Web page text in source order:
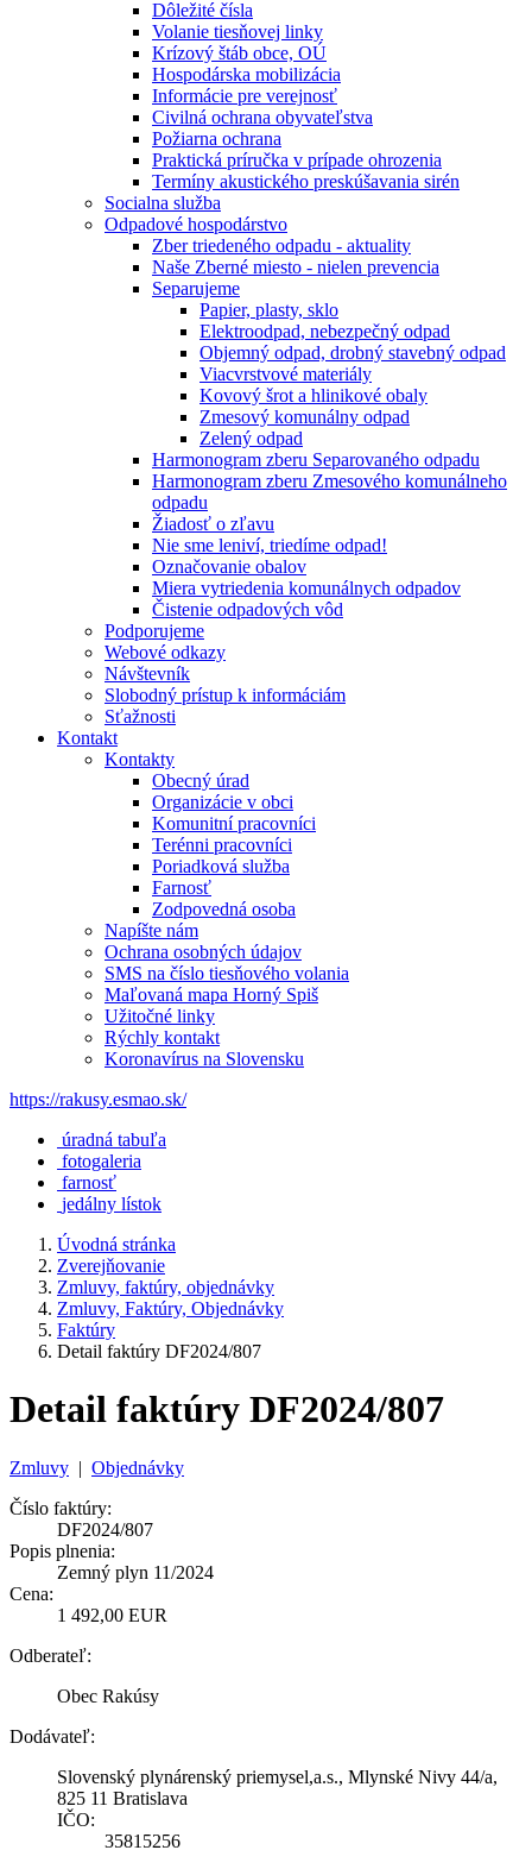
Dôležité čísla
Volanie tiesňovej linky
Krízový štáb obce, OÚ
Hospodárska mobilizácia
Informácie pre verejnosť
Civilná ochrana obyvateľstva
Požiarna ochrana
Praktická príručka v prípade ohrozenia
Termíny akustického preskúšavania sirén
Socialna služba
Odpadové hospodárstvo
Zber triedeného odpadu - aktuality
Naše Zberné miesto - nielen prevencia
Separujeme
Papier, plasty, sklo
Elektroodpad, nebezpečný odpad
Objemný odpad, drobný stavebný odpad
Viacvrstvové materiály
Kovový šrot a hlinikové obaly
Zmesový komunálny odpad
Zelený odpad
Harmonogram zberu Separovaného odpadu
Harmonogram zberu Zmesového komunálneho
odpadu
Žiadosť o zľavu
Nie sme leniví, triedíme odpad!
Označovanie obalov
Miera vytriedenia komunálnych odpadov
Čistenie odpadových vôd
Podporujeme
Webové odkazy
Návštevník
Slobodný prístup k informáciám
Sťažnosti
Kontakt
Kontakty
Obecný úrad
Organizácie v obci
Komunitní pracovníci
Terénni pracovníci
Poriadková služba
Farnosť
Zodpovedná osoba
Napíšte nám
Ochrana osobných údajov
SMS na číslo tiesňového volania
Maľovaná mapa Horný Spiš
Užitočné linky
Rýchly kontakt
Koronavírus na Slovensku
https://rakusy.esmao.sk/
úradná tabuľa
fotogaleria
farnosť
jedálny lístok
Úvodná stránka
Zverejňovanie
Zmluvy, faktúry, objednávky
Zmluvy, Faktúry, Objednávky
Faktúry
Detail faktúry DF2024/807
Detail faktúry DF2024/807
Zmluvy | Objednávky
Číslo faktúry:
DF2024/807
Popis plnenia:
Zemný plyn 11/2024
Cena:
1 492,00 EUR
Odberateľ:
Obec Rakúsy
Dodávateľ:
Slovenský plynárenský priemysel,a.s., Mlynské Nivy 44/a,
825 11 Bratislava
IČO:
35815256